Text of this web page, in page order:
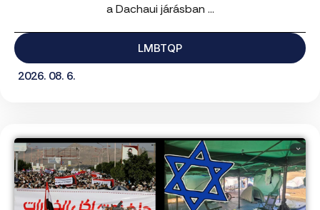
a Dachaui járásban ...
LMBTQP
2026. 08. 6.